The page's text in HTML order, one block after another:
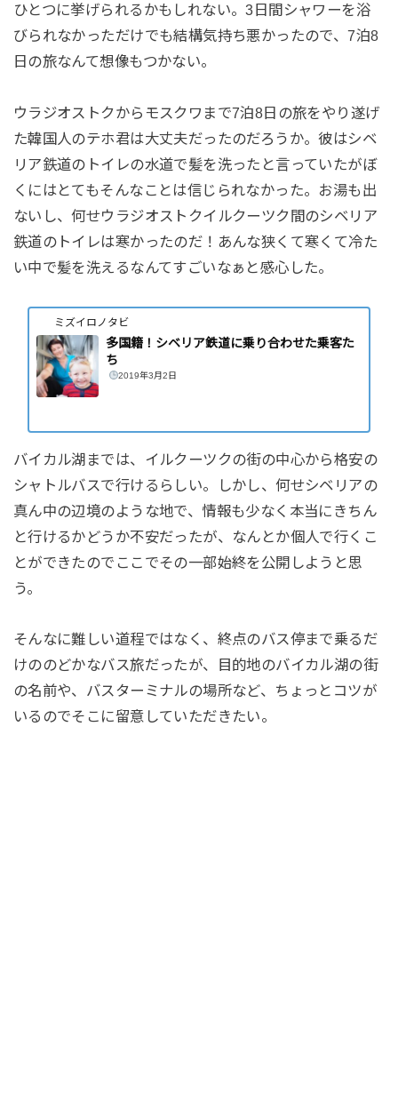
ひとつに挙げられるかもしれない。3日間シャワーを浴
びられなかっただけでも結構気持ち悪かったので、7泊8
日の旅なんて想像もつかない。
ウラジオストクからモスクワまで7泊8日の旅をやり遂げ
た韓国人のテホ君は大丈夫だったのだろうか。彼はシベ
リア鉄道のトイレの水道で髪を洗ったと言っていたがぼ
くにはとてもそんなことは信じられなかった。お湯も出
ないし、何せウラジオストクイルクーツク間のシベリア
鉄道のトイレは寒かったのだ！あんな狭くて寒くて冷た
い中で髪を洗えるなんてすごいなぁと感心した。
ミズイロノタビ
多国籍！シベリア鉄道に乗り合わせた乗客た
ち
2019年3月2日
バイカル湖までは、イルクーツクの街の中心から格安の
シャトルバスで行けるらしい。しかし、何せシベリアの
真ん中の辺境のような地で、情報も少なく本当にきちん
と行けるかどうか不安だったが、なんとか個人で行くこ
とができたのでここでその一部始終を公開しようと思
う。
そんなに難しい道程ではなく、終点のバス停まで乗るだ
けののどかなバス旅だったが、目的地のバイカル湖の街
の名前や、バスターミナルの場所など、ちょっとコツが
いるのでそこに留意していただきたい。